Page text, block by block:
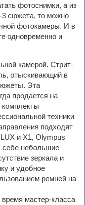
фотоснимки, а из
3 сюжета, то можно
фотокамеры. И в
одновременно и
камерой. Cтрит-
отыскивающий в
Эта
продается на
комплекты
техники
подходят
и X1, Оlympus
себе небольшие
зеркала и
и удобное
ремней на
мастер-класса